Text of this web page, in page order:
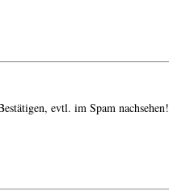
evtl. im Spam nachsehen!